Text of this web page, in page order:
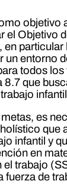
objetivo
el Objetivo
particular
un entorno
todos
8.7 que
es
que
infantil y
en
trabajo
fuerza de